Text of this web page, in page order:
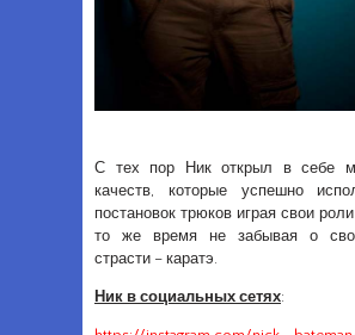
С тех пор Ник открыл в себе
качеств, которые успешно
постановок трюков играя свои
то же время не забывая о
страсти – каратэ.
Ник в социальных сетях: